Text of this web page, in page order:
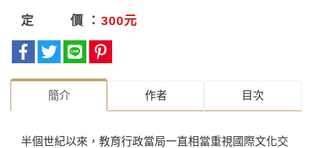
定價 300元
簡介 作者 目次
半個世紀以來，教育行政當局一直相當重視國際文化交